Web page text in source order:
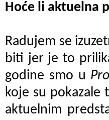
Hoće li aktuelna
Radujem se
biti jer je to
godine smo u
koje su pokazale
aktuelnim